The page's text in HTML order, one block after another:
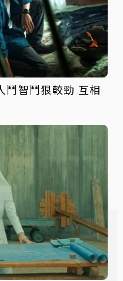
鬥智鬥狠較勁 互相